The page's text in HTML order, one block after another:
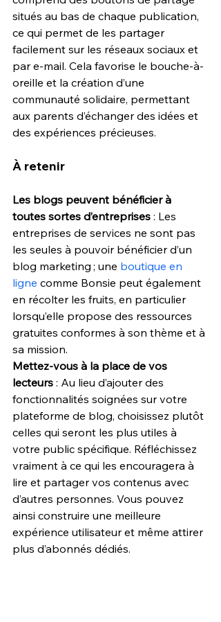
situés au bas de chaque publication,
ce qui permet de les partager
facilement sur les réseaux sociaux et
par e-mail. Cela favorise le bouche-à-
oreille et la création d’une
communauté solidaire, permettant
aux parents d’échanger des idées et
des expériences précieuses.
À retenir
Les blogs peuvent bénéficier à
toutes sortes d’entreprises : Les
entreprises de services ne sont pas
les seules à pouvoir bénéficier d’un
blog marketing ; une boutique en
ligne comme Bonsie peut également
en récolter les fruits, en particulier
lorsqu’elle propose des ressources
gratuites conformes à son thème et à
sa mission.
Mettez-vous à la place de vos
lecteurs : Au lieu d’ajouter des
fonctionnalités soignées sur votre
plateforme de blog, choisissez plutôt
celles qui seront les plus utiles à
votre public spécifique. Réfléchissez
vraiment à ce qui les encouragera à
lire et partager vos contenus avec
d’autres personnes. Vous pouvez
ainsi construire une meilleure
expérience utilisateur et même attirer
plus d’abonnés dédiés.